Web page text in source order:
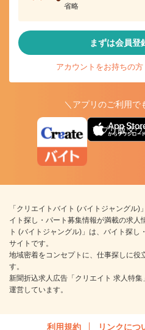
省略
まずは会員登
アカウントをお持ちの
＼アプリのご利用で
アプリ版ダ
「クリエイトバイト (バイトジャングル
イト探し・パート募集情報が満載の求人
ト (バイトジャングル)」は、バイト探
サイトです。
地域密着をコンセプトに、仕事探しに役
す。
新聞折込求人広告「クリエイト 求人特
運営しています。
利用規約 リンクにつ